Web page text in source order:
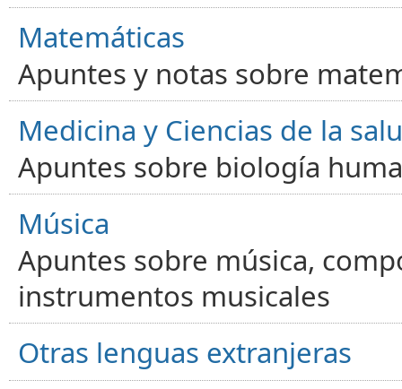
Matemáticas
Apuntes y notas sobre
Medicina y Ciencias de la
Apuntes sobre biología
Música
Apuntes sobre música,
instrumentos musicales
Otras lenguas extranjeras